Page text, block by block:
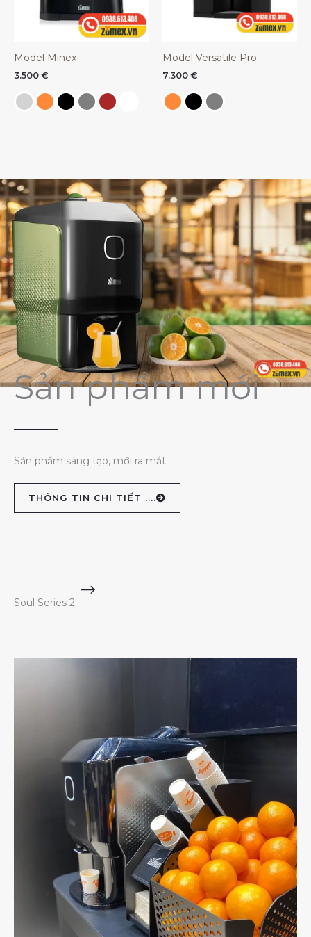
Model Minex
3.500 €
Model Versatile Pro
7.300 €
Sản phẩm mới
Sản phẩm sáng tạo, mới ra mắt
THÔNG TIN CHI TIẾT ....
Soul Series 2